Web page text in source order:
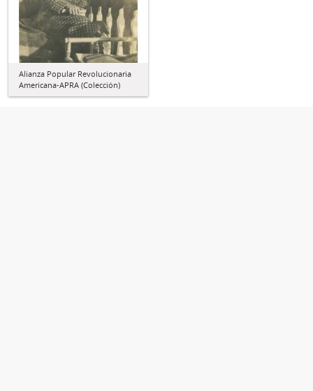
Alianza Popular Revolucionaria
Americana-APRA (Colección)